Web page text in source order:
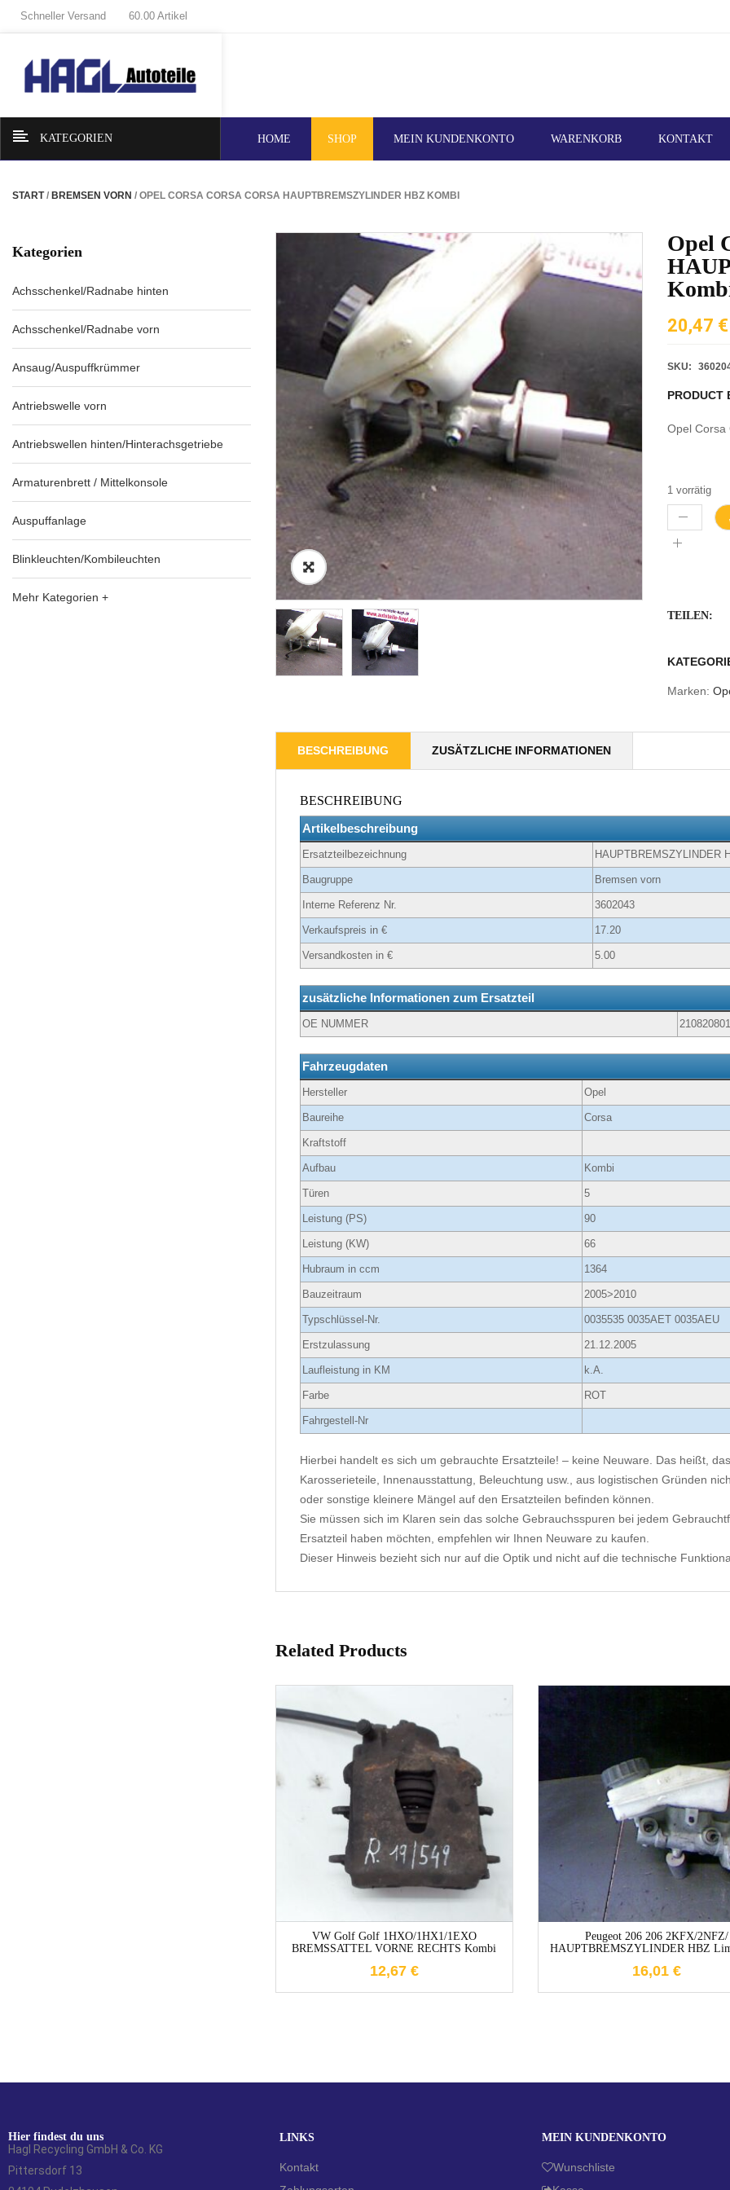
Schneller Versand 60.00 Artikel
KATEGORIEN HOME SHOP MEIN KUNDENKONTO WARENKORB KONTAKT
START/ BREMSEN VORN / OPEL CORSA CORSA CORSA HAUPTBREMSZYLINDER HBZ KOMBI
Kategorien
Achsschenkel/Radnabe hinten
Achsschenkel/Radnabe vorn
Ansaug/Auspuffkrümmer
Antriebswelle vorn
Antriebswellen hinten/Hinterachsgetriebe
Armaturenbrett / Mittelkonsole
Auspuffanlage
Blinkleuchten/Kombileuchten
Mehr Kategorien +
Opel
20,47 €
SKU:
PRODUCT
Opel Corsa
1 vorrätig
TEILEN:
Marken:
BESCHREIBUNG ZUSÄTZLICHE INFORMATIONEN
BESCHREIBUNG
Artikelbeschreibung
Ersatzteilbezeichnung HAUPTBREMSZYLINDER
Baugruppe Bremsen vorn
Interne Referenz Nr. 3602043
Verkaufspreis in € 17.20
Versandkosten in € 5.00
zusätzliche Informationen zum Ersatzteil
OE NUMMER
Fahrzeugdaten
Hersteller Opel
Baureihe Corsa
Kraftstoff
Aufbau Kombi
Türen 5
Leistung (PS) 90
Leistung (KW) 66
Hubraum in ccm 1364
Bauzeitraum 2005>2010
Typschlüssel-Nr. 0035535 0035AET 0035AEU
Erstzulassung 21.12.2005
Laufleistung in KM k.A.
Farbe ROT
Fahrgestell-Nr
Hierbei handelt es sich um gebrauchte Ersatzteile! – keine Neuware. Das heißt,
Karosserieteile, Innenausstattung, Beleuchtung usw., aus logistischen Gründen
oder sonstige kleinere Mängel auf den Ersatzteilen befinden können.
Sie müssen sich im Klaren sein das solche Gebrauchsspuren bei jedem
Ersatzteil haben möchten, empfehlen wir Ihnen Neuware zu kaufen.
Dieser Hinweis bezieht sich nur auf die Optik und nicht auf die technische
Related Products
VW Golf Golf 1HXO/1HX1/1EXO
BREMSSATTEL VORNE RECHTS Kombi
12,67 €
1-3 Werktage
Peugeot 206 206 2KFX/2NFZ/
HAUPTBREMSZYLINDER HBZ
16,01 €
1-3 Werktage
Hier findest du uns
Hagl Recycling GmbH & Co. KG
Pittersdorf 13
LINKS
Kontakt
MEIN KUNDENKONTO
Wunschliste